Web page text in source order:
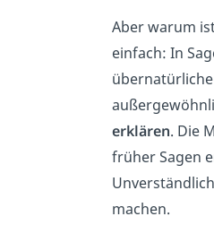
Aber warum
einfach: In
erklären. Die
früher Sagen
machen.